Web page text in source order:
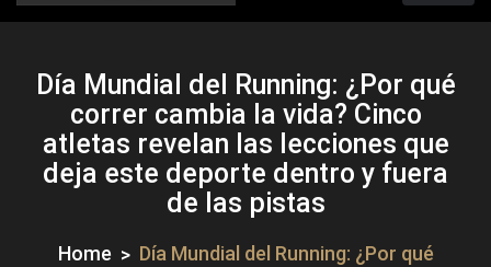
Runnningshot
Ti@s. Nos gustan los memes, fotografíar e informar
Día Mundial del Running: ¿Por qué
correr cambia la vida? Cinco
atletas revelan las lecciones que
deja este deporte dentro y fuera
de las pistas
Home
Día Mundial del Running: ¿Por qué